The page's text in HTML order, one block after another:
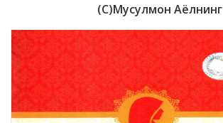
(с)Мусулмон Аёлнинг